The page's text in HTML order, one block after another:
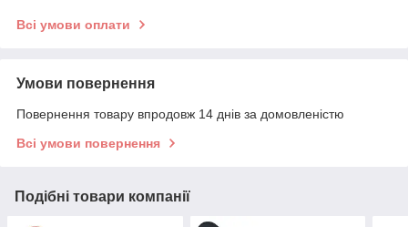
Всі умови оплати
Умови повернення
Повернення товару впродовж 14 днів за домовленістю
Всі умови повернення
Подібні товари компанії